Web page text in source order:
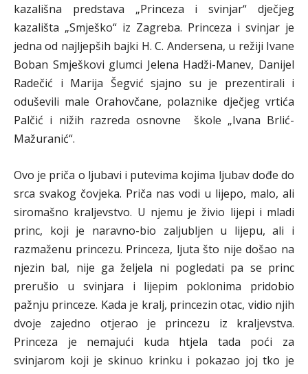
kazališna predstava „Princeza i svinjar“ dječjeg
kazališta „Smješko“ iz Zagreba. Princeza i svinjar je
jedna od najljepših bajki H. C. Andersena, u režiji Ivane
Boban Smješkovi glumci Jelena Hadži-Manev, Danijel
Radečić i Marija Šegvić sjajno su je prezentirali i
oduševili male Orahovčane, polaznike dječjeg vrtića
Palčić i nižih razreda osnovne škole „Ivana Brlić-
Mažuranić“.
Ovo je priča o ljubavi i putevima kojima ljubav dođe do
srca svakog čovjeka. Priča nas vodi u lijepo, malo, ali
siromašno kraljevstvo. U njemu je živio lijepi i mladi
princ, koji je naravno-bio zaljubljen u lijepu, ali i
razmaženu princezu. Princeza, ljuta što nije došao na
njezin bal, nije ga željela ni pogledati pa se princ
prerušio u svinjara i lijepim poklonima pridobio
pažnju princeze. Kada je kralj, princezin otac, vidio njih
dvoje zajedno otjerao je princezu iz kraljevstva.
Princeza je nemajući kuda htjela tada poći za
svinjarom koji je skinuo krinku i pokazao joj tko je